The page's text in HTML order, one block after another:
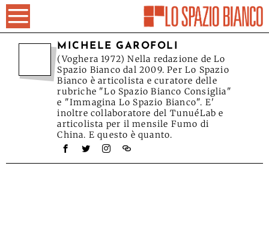
MICHELE GAROFOLI
(Voghera 1972) Nella redazione de Lo
Spazio Bianco dal 2009. Per Lo Spazio
Bianco è articolista e curatore delle
rubriche "Lo Spazio Bianco Consiglia"
e "Immagina Lo Spazio Bianco". E'
inoltre collaboratore del TunuéLab e
articolista per il mensile Fumo di
China. E questo è quanto.